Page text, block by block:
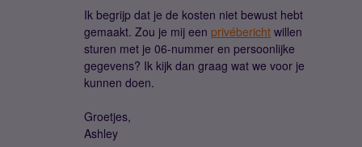
Ik begrijp dat je de kosten niet bewust hebt
gemaakt. Zou je mij een privébericht willen
sturen met je 06-nummer en persoonlijke
gegevens? Ik kijk dan graag wat we voor je
kunnen doen.
Groetjes,
Ashley